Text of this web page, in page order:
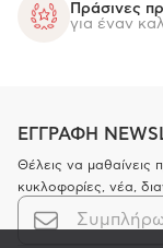
Πράσινες
για έναν
ΕΓΓΡΑΦΗ
Θέλεις να μαθαίνεις
κυκλοφορίες, νέα,